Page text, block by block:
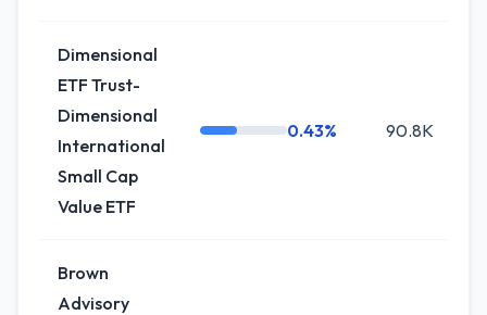
Dimensional
ETF Trust-
Dimensional
International
Small Cap
Value ETF
0.43% 90.8K
Brown
Advisory